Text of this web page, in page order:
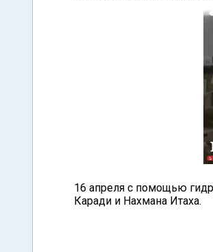
16 апреля с помощью
Каради и Нахмана Итаха.